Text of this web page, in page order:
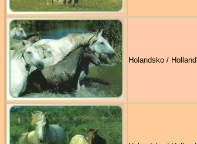
Holandsko / Holland